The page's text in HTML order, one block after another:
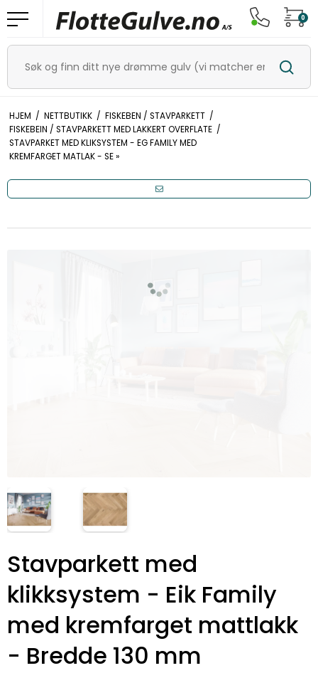
0
HJEM / NETTBUTIKK / FISKEBEN / STAVPARKETT /
FISKEBEIN / STAVPARKETT MED LAKKERT OVERFLATE /
STAVPARKET MED KLIKSYSTEM - EG FAMILY MED
KREMFARGET MATLAK - SE »
Stavparkett med
klikksystem - Eik Family
med kremfarget mattlakk
- Bredde 130 mm